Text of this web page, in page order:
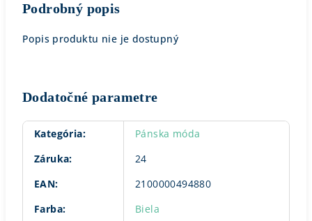
Podrobný popis
Popis produktu nie je dostupný
Dodatočné parametre
Kategória:
Pánska móda
Záruka:
24
EAN:
2100000494880
Farba:
Biela